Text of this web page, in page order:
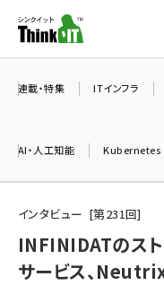
ン
ツ
加藤銘のチーム
iot女子会
連載・特集 ITインフラ
AI・人工知能 Kubernetes
インタビュー 第231回
INFINIDATのス
サービス、